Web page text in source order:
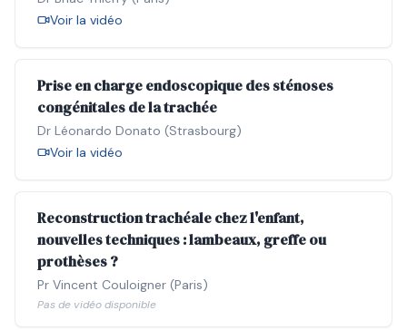
Voir la vidéo
Prise en charge endoscopique des sténoses
congénitales de la trachée
Dr Léonardo Donato (Strasbourg)
Voir la vidéo
Reconstruction trachéale chez l'enfant,
nouvelles techniques : lambeaux, greffe ou
prothèses ?
Pr Vincent Couloigner (Paris)
Pas de vidéo disponible